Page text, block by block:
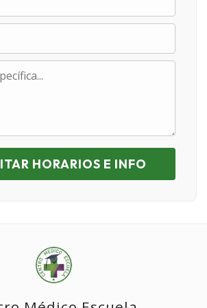
SOLICITAR HORARIOS E INFO